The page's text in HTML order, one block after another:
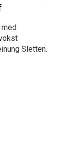
Sletten.